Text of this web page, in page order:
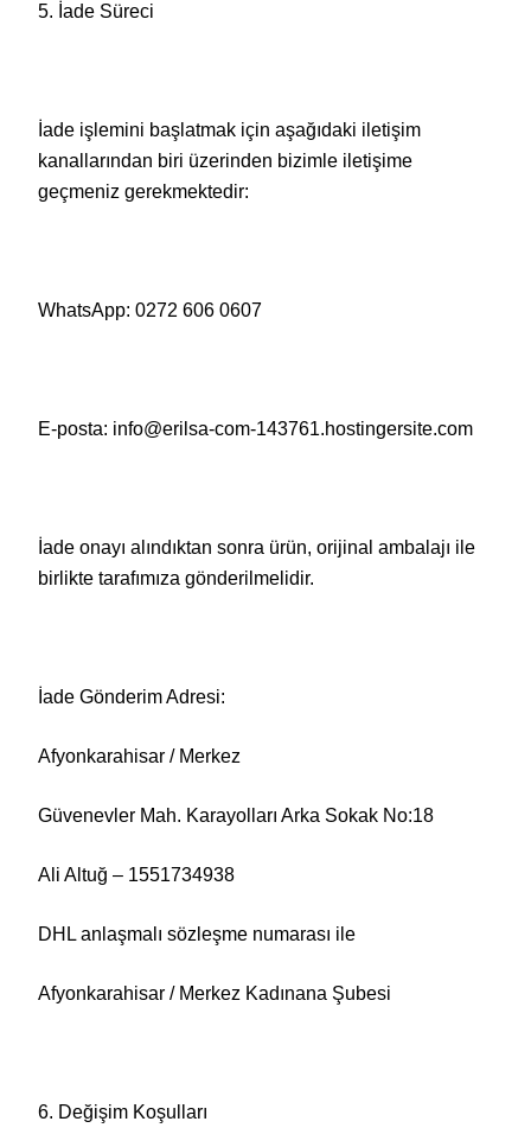
5. İade Süreci
İade işlemini başlatmak için aşağıdaki iletişim
kanallarından biri üzerinden bizimle iletişime
geçmeniz gerekmektedir:
WhatsApp: 0272 606 0607
E-posta: info@erilsa-com-143761.hostingersite.com
İade onayı alındıktan sonra ürün, orijinal ambalajı ile
birlikte tarafımıza gönderilmelidir.
İade Gönderim Adresi:
Afyonkarahisar / Merkez
Güvenevler Mah. Karayolları Arka Sokak No:18
Ali Altuğ – 1551734938
DHL anlaşmalı sözleşme numarası ile
Afyonkarahisar / Merkez Kadınana Şubesi
6. Değişim Koşulları